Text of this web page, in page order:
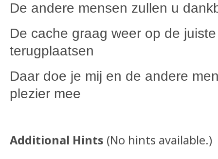
De andere mensen zullen u
De cache graag weer op de
terugplaatsen
Daar doe je mij en de andere
plezier mee
Additional Hints (No hints available.)